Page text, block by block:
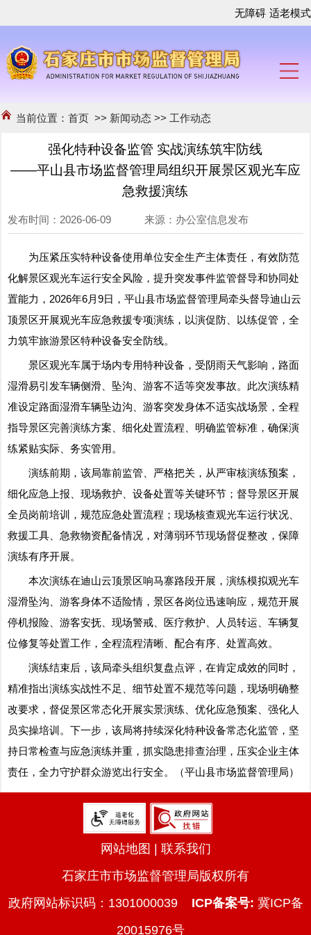
无障碍 适老模式
当前位置：首页 >> 新闻动态 >> 工作动态
强化特种设备监管 实战演练筑牢防线
——平山县市场监督管理局组织开展景区观光车应
急救援演练
发布时间：2026-06-09 来源：办公室信息发布
为压紧压实特种设备使用单位安全生产主体责任，有效防范
化解景区观光车运行安全风险，提升突发事件监管督导和协同处
置能力，2026年6月9日，平山县市场监督管理局牵头督导迪山云
顶景区开展观光车应急救援专项演练，以演促防、以练促管，全
力筑牢旅游景区特种设备安全防线。
景区观光车属于场内专用特种设备，受阴雨天气影响，路面
湿滑易引发车辆侧滑、坠沟、游客不适等突发事故。此次演练精
准设定路面湿滑车辆坠边沟、游客突发身体不适实战场景，全程
指导景区完善演练方案、细化处置流程、明确监管标准，确保演
练紧贴实际、务实管用。
演练前期，该局靠前监管、严格把关，从严审核演练预案，
细化应急上报、现场救护、设备处置等关键环节；督导景区开展
全员岗前培训，规范应急处置流程；现场核查观光车运行状况、
救援工具、急救物资配备情况，对薄弱环节现场督促整改，保障
演练有序开展。
本次演练在迪山云顶景区响马寨路段开展，演练模拟观光车
湿滑坠沟、游客身体不适险情，景区各岗位迅速响应，规范开展
停机报险、游客安抚、现场警戒、医疗救护、人员转运、车辆复
位修复等处置工作，全程流程清晰、配合有序、处置高效。
演练结束后，该局牵头组织复盘点评，在肯定成效的同时，
精准指出演练实战性不足、细节处置不规范等问题，现场明确整
改要求，督促景区常态化开展实景演练、优化应急预案、强化人
员实操培训。下一步，该局将持续深化特种设备常态化监管，坚
持日常检查与应急演练并重，抓实隐患排查治理，压实企业主体
责任，全力守护群众游览出行安全。（平山县市场监督管理局）